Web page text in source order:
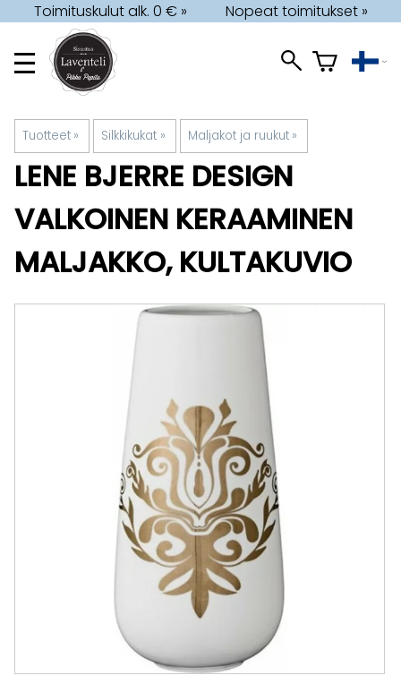
Toimituskulut alk. 0 € » Nopeat toimitukset »
Tuotteet ‪» Silkkikukat ‪» Maljakot ja ruukut ‪»
LENE BJERRE DESIGN
VALKOINEN KERAAMINEN
MALJAKKO, KULTAKUVIO